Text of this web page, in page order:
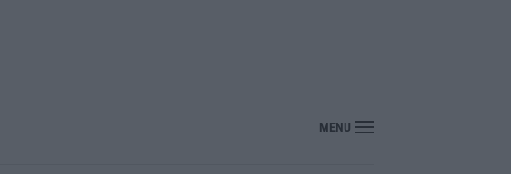
MENU